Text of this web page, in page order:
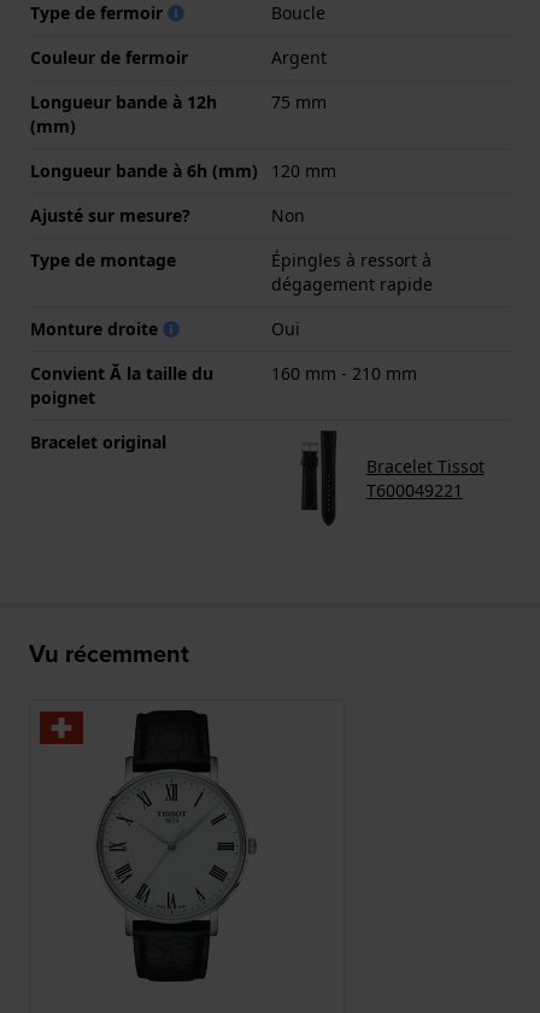
Type de fermoir
Boucle
Couleur de fermoir
Argent
Longueur bande à 12h
(mm)
75 mm
Longueur bande à 6h (mm)
120 mm
Ajusté sur mesure?
Non
Type de montage
Épingles à ressort à
dégagement rapide
Monture droite
Oui
Convient Ă la taille du
poignet
160 mm - 210 mm
Bracelet original
Bracelet Tissot
T600049221
Vu récemment